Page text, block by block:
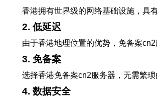
香港拥有世界级的网络基础设施，具
2. 低延迟
由于香港地理位置的优势，免备案
3. 免备案
选择香港免备案cn2服务器，无需繁
4. 数据安全